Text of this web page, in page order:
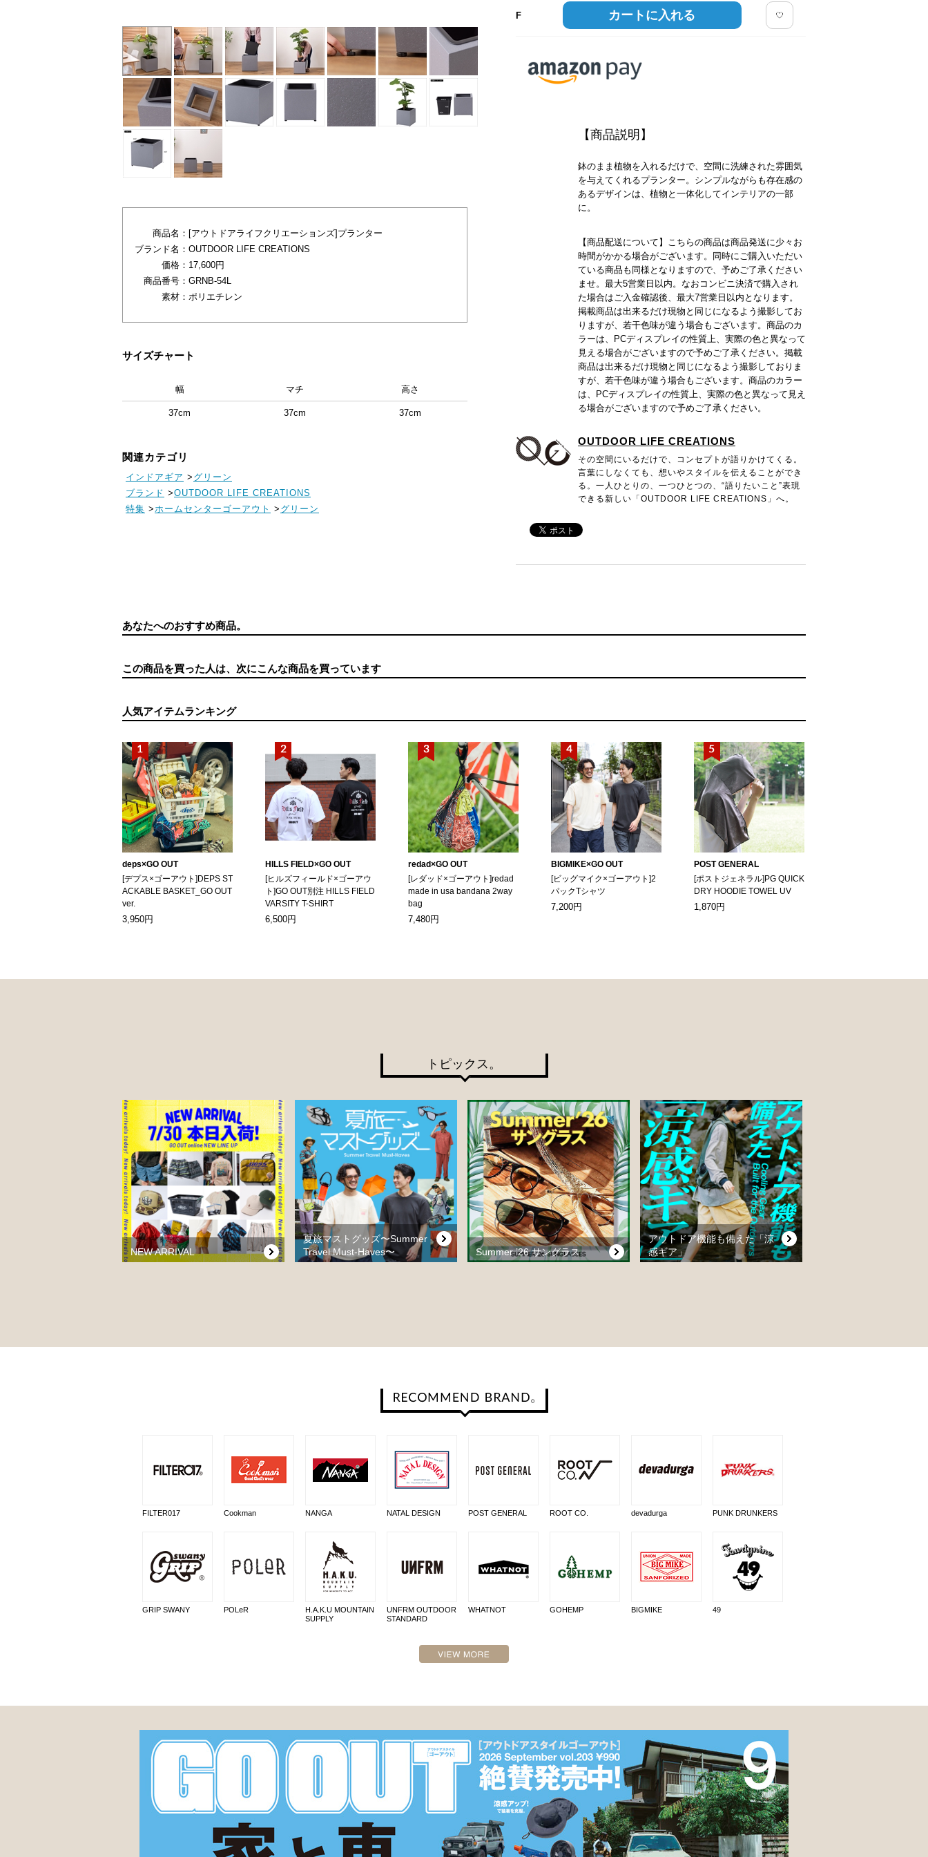
F カートに入れる
【商品説明】
鉢のまま植物を入れるだけで、空間に洗練された雰囲気
を与えてくれるプランター。シンプルながらも存在感の
あるデザインは、植物と一体化してインテリアの一部
に。
【商品配送について】こちらの商品は商品発送に少々お
時間がかかる場合がございます。同時にご購入いただい
ている商品も同様となりますので、予めご了承ください
ませ。最大5営業日以内。なおコンビニ決済で購入され
た場合はご入金確認後、最大7営業日以内となります。
掲載商品は出来るだけ現物と同じになるよう撮影してお
りますが、若干色味が違う場合もございます。商品のカ
ラーは、PCディスプレイの性質上、実際の色と異なって
見える場合がございますので予めご了承ください。掲載
商品は出来るだけ現物と同じになるよう撮影しておりま
すが、若干色味が違う場合もございます。商品のカラー
は、PCディスプレイの性質上、実際の色と異なって見え
る場合がございますので予めご了承ください。
OUTDOOR LIFE CREATIONS
その空間にいるだけで、コンセプトが語りかけてくる。
言葉にしなくても、想いやスタイルを伝えることができ
る。一人ひとりの、一つひとつの、“語りたいこと”表現
できる新しい「OUTDOOR LIFE CREATIONS」へ。
商品名： [アウトドアライフクリエーションズ]プランター
ブランド名： OUTDOOR LIFE CREATIONS
価格： 17,600円
商品番号： GRNB-54L
素材： ポリエチレン
サイズチャート
幅 マチ 高さ
37cm 37cm 37cm
関連カテゴリ
インドアギア > グリーン
ブランド >OUTDOOR LIFE CREATIONS
特集 >ホームセンターゴーアウト > グリーン
あなたへのおすすめ商品。
この商品を買った人は、次にこんな商品を買っています
人気アイテムランキング
deps×GO OUT
[デプス×ゴーアウト]DEPS ST
ACKABLE BASKET_GO OUT
ver.
3,950円
HILLS FIELD×GO OUT
[ヒルズフィールド×ゴーアウ
ト]GO OUT別注 HILLS FIELD
VARSITY T-SHIRT
6,500円
redad×GO OUT
[レダッド×ゴーアウト]redad
made in usa bandana 2way
bag
7,480円
BIGMIKE×GO OUT
[ビッグマイク×ゴーアウト]2
パックTシャツ
7,200円
POST GENERAL
[ポストジェネラル]PG QUICK
DRY HOODIE TOWEL UV
1,870円
トピックス。
NEW ARRIVAL
夏旅マストグッズ〜Summer
Travel Must-Haves〜
Summer ’26 サングラス
アウトドア機能も備えた「涼
感ギア」
FILTER017 Cookman NANGA NATAL DESIGN POST GENERAL ROOT CO. devadurga PUNK DRUNKERS
GRIP SWANY POLeR
H.A.K.U MOUNTAIN
SUPPLY
UNFRM OUTDOOR
STANDARD
WHATNOT GOHEMP BIGMIKE 49